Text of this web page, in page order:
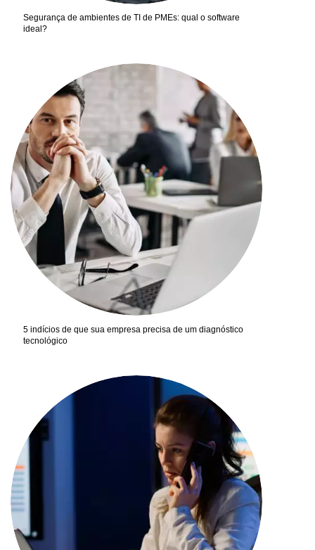
Segurança de ambientes de TI de PMEs: qual o software
ideal?
5 indícios de que sua empresa precisa de um diagnóstico
tecnológico